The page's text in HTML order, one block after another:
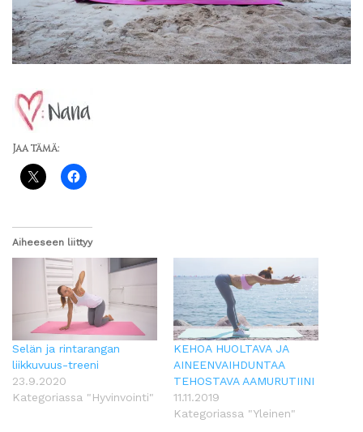
Jaa tämä:
Aiheeseen liittyy
Selän ja rintarangan
liikkuvuus-treeni
23.9.2020
Kategoriassa "Hyvinvointi"
KEHOA HUOLTAVA JA
AINEENVAIHDUNTAA
TEHOSTAVA AAMURUTIINI
11.11.2019
Kategoriassa "Yleinen"